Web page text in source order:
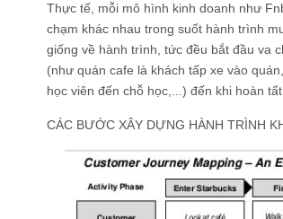
Thực tế, mỗi mô hình kinh doanh như
chạm khác nhau trong suốt hành trình
giống về hành trình, tức đều bắt đầu va
(như quán cafe là khách tấp xe vào
học viên đến chỗ học,...) đến khi hoàn tất
CÁC BƯỚC XÂY DỰNG HÀNH TRÌNH